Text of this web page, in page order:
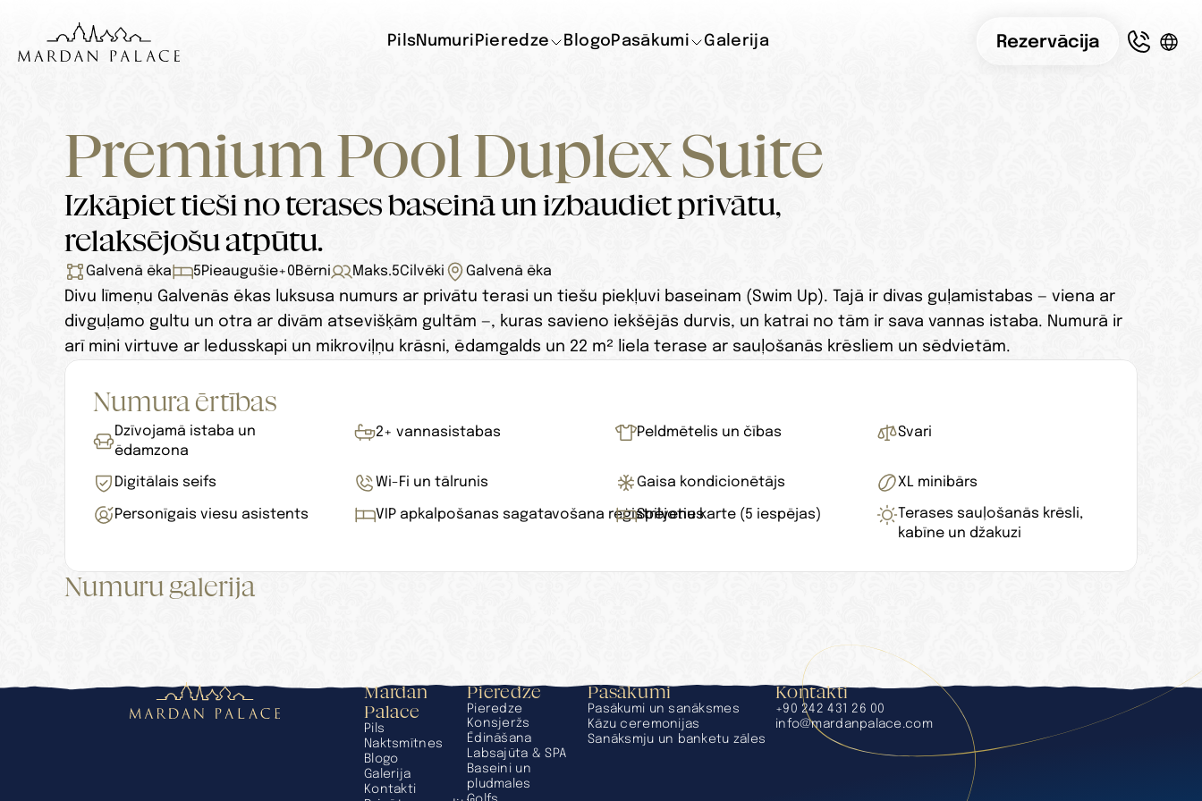
Premium Pool Duplex Suite
Izkāpiet tieši no terases baseinā un izbaudiet privātu,
relaksējošu atpūtu.
Galvenā ēka 5Pieaugušie+0Bērni Maks.5Cilvēki Galvenā ēka
Divu līmeņu Galvenās ēkas luksusa numurs ar privātu terasi un tiešu piekļuvi baseinam (Swim Up). Tajā ir divas guļamistabas — viena ar
divguļamo gultu un otra ar divām atsevišķām gultām —, kuras savieno iekšējās durvis, un katrai no tām ir sava vannas istaba. Numurā ir
arī mini virtuve ar ledusskapi un mikroviļņu krāsni, ēdamgalds un 22 m² liela terase ar sauļošanās krēsliem un sēdvietām.
Numura ērtības
Dzīvojamā istaba un
ēdamzona
2+ vannasistabas Peldmētelis un čības Svari
Digitālais seifs Wi-Fi un tālrunis Gaisa kondicionētājs XL minibārs
Personīgais viesu asistents VIP apkalpošanas sagatavošana reģistrējotiesSpilvenu karte (5 iespējas)
Terases sauļošanās krēsli,
kabīne un džakuzi
Numuru galerija
Mardan
Palace
Pils
Naktsmītnes
Blogo
Galerija
Kontakti
Pieredze
Pieredze
Konsjeržs
Ēdināšana
Labsajūta & SPA
Baseini un
pludmales
Pasākumi
Pasākumi un sanāksmes
Kāzu ceremonijas
Sanāksmju un banketu zāles
Kontakti
+90 242 431 26 00
info@mardanpalace.com
PilsNumuri Pieredze Blogo Pasākumi Galerija Rezervācija